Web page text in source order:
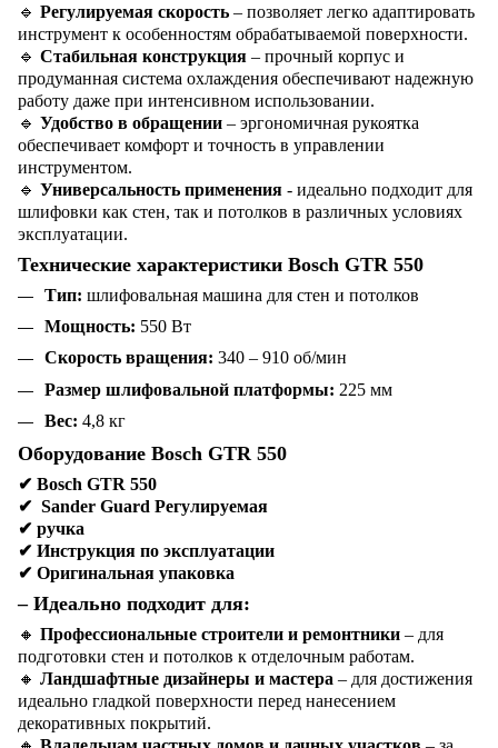
🔹 Регулируемая скорость – позволяет легко адаптировать
инструмент к особенностям обрабатываемой поверхности.
🔹 Стабильная конструкция – прочный корпус и
продуманная система охлаждения обеспечивают надежную
работу даже при интенсивном использовании.
🔹 Удобство в обращении – эргономичная рукоятка
обеспечивает комфорт и точность в управлении
инструментом.
🔹 Универсальность применения - идеально подходит для
шлифовки как стен, так и потолков в различных условиях
эксплуатации.
Технические характеристики Bosch GTR 550
Тип: шлифовальная машина для стен и потолков
Мощность: 550 Вт
Скорость вращения: 340 – 910 об/мин
Размер шлифовальной платформы: 225 мм
Вес: 4,8 кг
Оборудование Bosch GTR 550
✔ Bosch GTR 550
✔ Sander Guard Регулируемая
✔ ручка
✔ Инструкция по эксплуатации
✔ Оригинальная упаковка
– Идеально подходит для:
🔸 Профессиональные строители и ремонтники – для
подготовки стен и потолков к отделочным работам.
🔸 Ландшафтные дизайнеры и мастера – для достижения
идеально гладкой поверхности перед нанесением
декоративных покрытий.